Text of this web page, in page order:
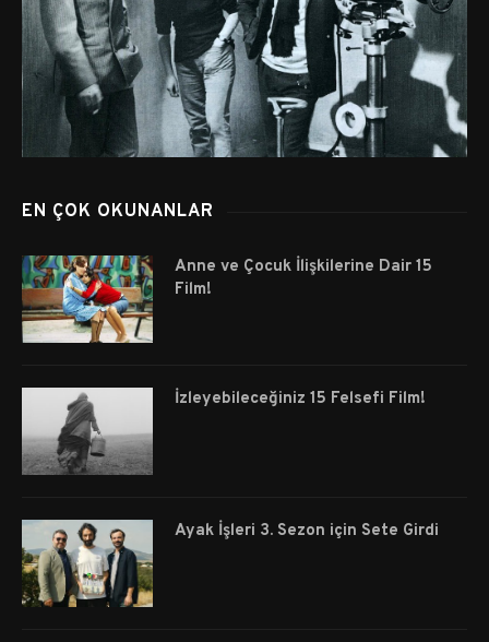
EN ÇOK OKUNANLAR
Anne ve Çocuk İlişkilerine Dair 15
Film!
İzleyebileceğiniz 15 Felsefi Film!
Ayak İşleri 3. Sezon için Sete Girdi